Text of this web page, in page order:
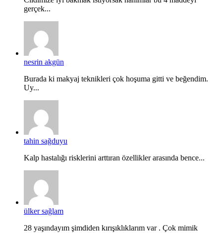
gerçek...
nesrin akgün
Burada ki makyaj teknikleri çok hoşuma gitti ve beğendim.
Uy...
tahin sağduyu
Kalp hastalığı risklerini arttıran özellikler arasında bence...
ülker sağlam
28 yaşındayım şimdiden kırışıklıklarım var . Çok mimik